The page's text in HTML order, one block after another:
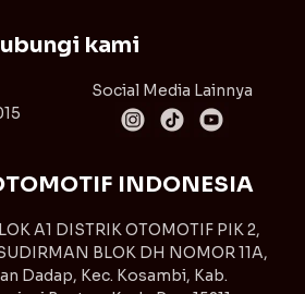
kami
Social Media Lainnya
INDONESIA
A1 DISTRIK OTOMOTIF PIK 2,
BLOK DH NOMOR 11A,
Dadap, Kec. Kosambi, Kab.